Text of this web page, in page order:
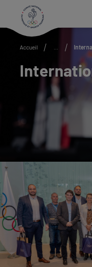
Accueil
Paramétrer les cookies